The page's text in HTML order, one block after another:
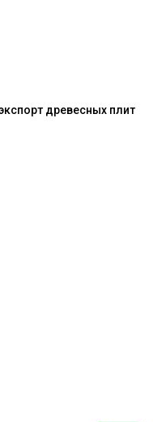
древесных плит